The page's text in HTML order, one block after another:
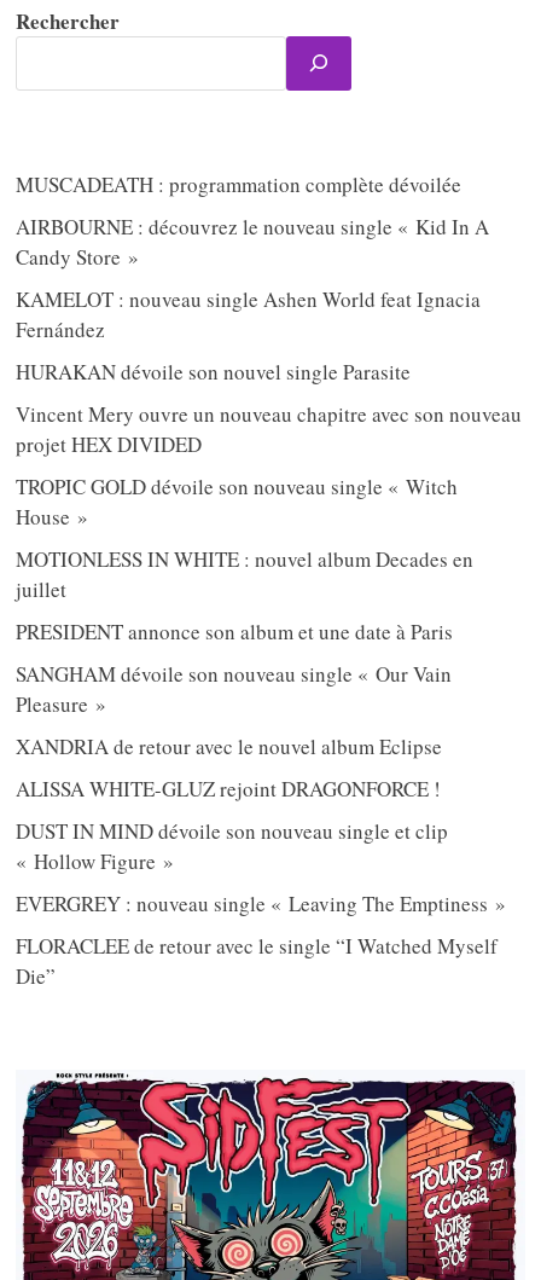
Rechercher
MUSCADEATH : programmation complète dévoilée
AIRBOURNE : découvrez le nouveau single « Kid In A
Candy Store »
KAMELOT : nouveau single Ashen World feat Ignacia
Fernández
HURAKAN dévoile son nouvel single Parasite
Vincent Mery ouvre un nouveau chapitre avec son nouveau
projet HEX DIVIDED
TROPIC GOLD dévoile son nouveau single « Witch
House »
MOTIONLESS IN WHITE : nouvel album Decades en
juillet
PRESIDENT annonce son album et une date à Paris
SANGHAM dévoile son nouveau single « Our Vain
Pleasure »
XANDRIA de retour avec le nouvel album Eclipse
ALISSA WHITE-GLUZ rejoint DRAGONFORCE !
DUST IN MIND dévoile son nouveau single et clip
« Hollow Figure »
EVERGREY : nouveau single « Leaving The Emptiness »
FLORACLEE de retour avec le single “I Watched Myself
Die”